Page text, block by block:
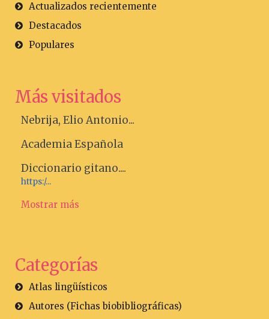
Actualizados recientemente
Destacados
Populares
Más visitados
Nebrija, Elio Antonio...
Academia Española
Diccionario gitano....
https:/...
Mostrar más
Categorías
Atlas lingüísticos
Autores (Fichas biobibliográficas)